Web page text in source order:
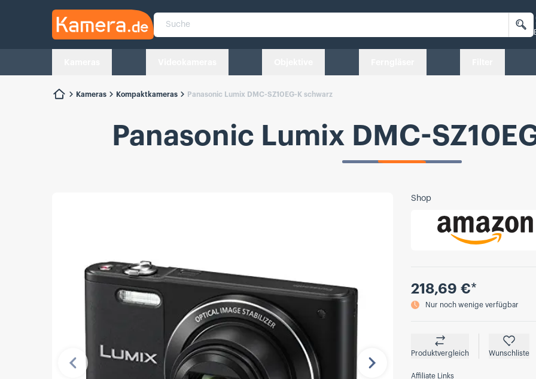
Kamera.de
Suche
Kameras Kompaktkameras Panasonic Lumix DMC-SZ10EG-K schwarz
Panasonic Lumix DMC-
Vorherige Nächste
Shop
Preis
218,69 €*
Nur noch wenige verfügbar
Produktvergleich Wunschliste
Affiliate Links